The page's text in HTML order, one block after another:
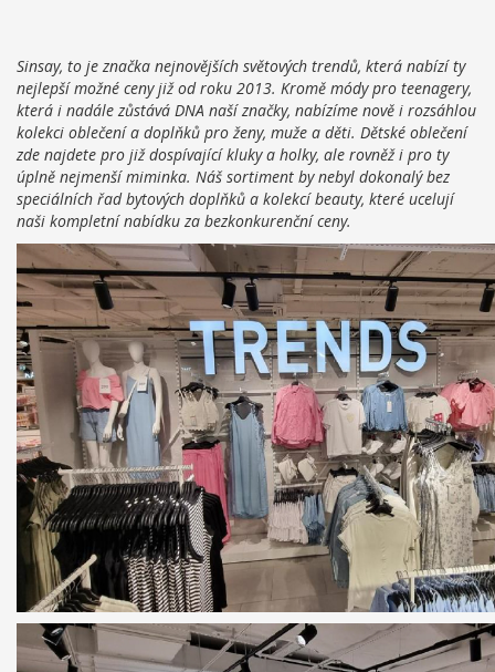
Sinsay, to je značka nejnovějších světových trendů, která nabízí ty
nejlepší možné ceny již od roku 2013. Kromě módy pro teenagery,
která i nadále zůstává DNA naší značky, nabízíme nově i rozsáhlou
kolekci oblečení a doplňků pro ženy, muže a děti. Dětské oblečení
zde najdete pro již dospívající kluky a holky, ale rovněž i pro ty
úplně nejmenší miminka. Náš sortiment by nebyl dokonalý bez
speciálních řad bytových doplňků a kolekcí beauty, které ucelují
naši kompletní nabídku za bezkonkurenční ceny.